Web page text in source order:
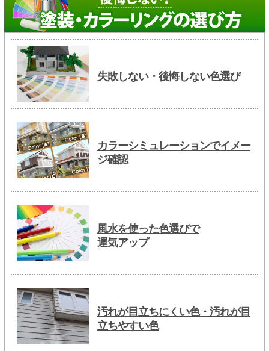
失敗しない・後悔しない色選び
カラーシミュレーションでイメー
ジ確認
風水を使った色選びで
運気アップ
汚れが目立ちにくい色・汚れが目
立ちやすい色